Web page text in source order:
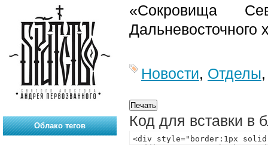
«Сокровища
Дальневосточного
Новости, Отделы
Код для вставки в
Облако тегов